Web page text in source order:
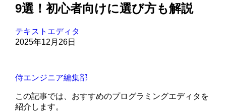
9選！初心者向けに選び方も解説
テキストエディタ
2025年12月26日
侍エンジニア編集部
この記事では、おすすめのプログラミングエディタを
紹介します。